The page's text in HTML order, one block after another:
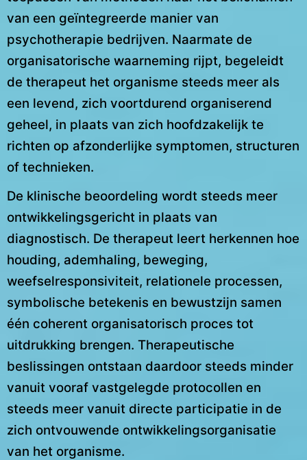
van een geïntegreerde manier van
psychotherapie bedrijven. Naarmate de
organisatorische waarneming rijpt, begeleidt
de therapeut het organisme steeds meer als
een levend, zich voortdurend organiserend
geheel, in plaats van zich hoofdzakelijk te
richten op afzonderlijke symptomen, structuren
of technieken.
De klinische beoordeling wordt steeds meer
ontwikkelingsgericht in plaats van
diagnostisch. De therapeut leert herkennen hoe
houding, ademhaling, beweging,
weefselresponsiviteit, relationele processen,
symbolische betekenis en bewustzijn samen
één coherent organisatorisch proces tot
uitdrukking brengen. Therapeutische
beslissingen ontstaan daardoor steeds minder
vanuit vooraf vastgelegde protocollen en
steeds meer vanuit directe participatie in de
zich ontvouwende ontwikkelingsorganisatie
van het organisme.